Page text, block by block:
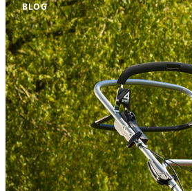
BLOG